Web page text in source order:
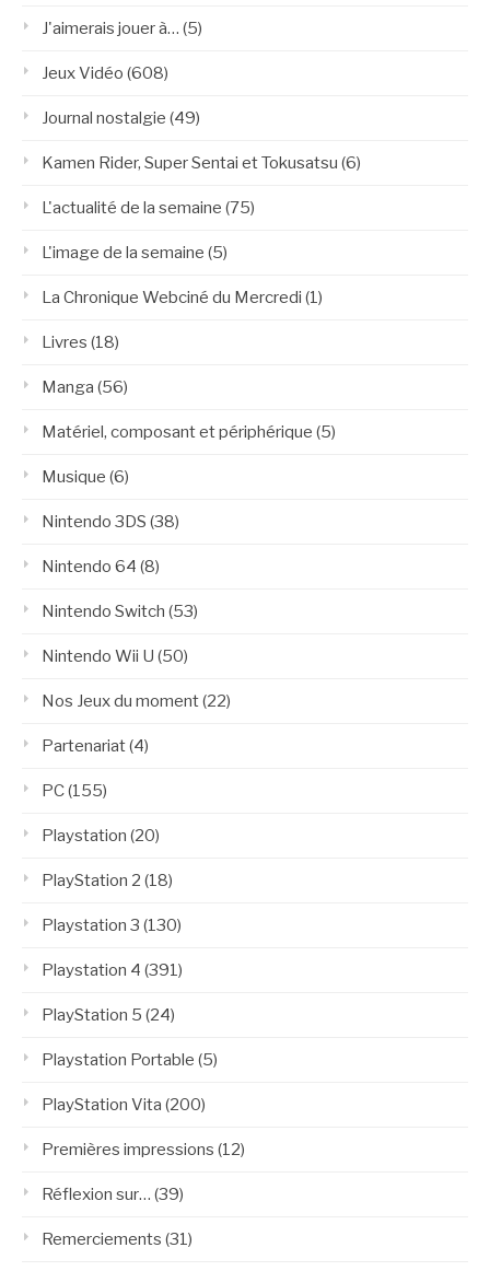
J'aimerais jouer à… (5)
Jeux Vidéo (608)
Journal nostalgie (49)
Kamen Rider, Super Sentai et Tokusatsu (6)
L'actualité de la semaine (75)
L'image de la semaine (5)
La Chronique Webciné du Mercredi (1)
Livres (18)
Manga (56)
Matériel, composant et périphérique (5)
Musique (6)
Nintendo 3DS (38)
Nintendo 64 (8)
Nintendo Switch (53)
Nintendo Wii U (50)
Nos Jeux du moment(22)
Partenariat(4)
PC(155)
Playstation (20)
PlayStation 2 (18)
Playstation 3 (130)
Playstation 4 (391)
PlayStation 5 (24)
Playstation Portable (5)
PlayStation Vita (200)
Premières impressions (12)
Réflexion sur… (39)
Remerciements (31)